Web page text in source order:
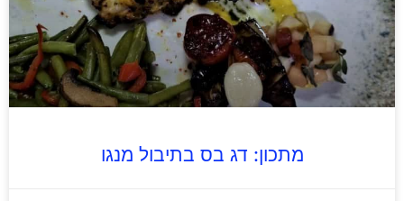
מתכון: דג בס בתיבול מנגו